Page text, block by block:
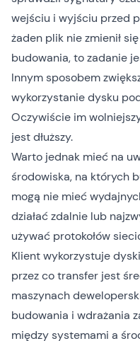
wejściu i wyjściu przed
żaden plik nie zmienił
budowania, to zadanie
Innym sposobem
wykorzystanie dysku
Oczywiście im
jest dłuższy.
Warto jednak mieć na
środowiska, na których
mogą nie mieć
działać zdalnie lub
używać protokołów
Klient wykorzystuje
przez co transfer jest
maszynach
budowania i wdrażania
między systemami a